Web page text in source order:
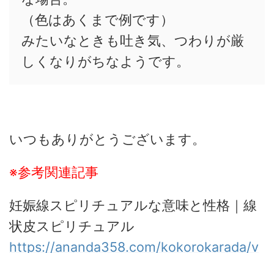
（色はあくまで例です）
みたいなときも吐き気、つわりが厳
しくなりがちなようです。
いつもありがとうございます。
※参考関連記事
妊娠線スピリチュアルな意味と性格｜線
状皮スピリチュアル
https://ananda358.com/kokorokarada/v